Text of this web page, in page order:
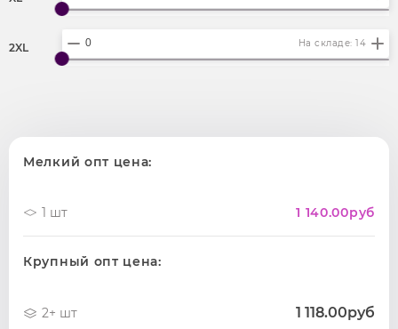
2XL На складе: 14
Мелкий опт цена:
1 шт 1 140.00руб
Крупный опт цена:
2+ шт 1 118.00руб